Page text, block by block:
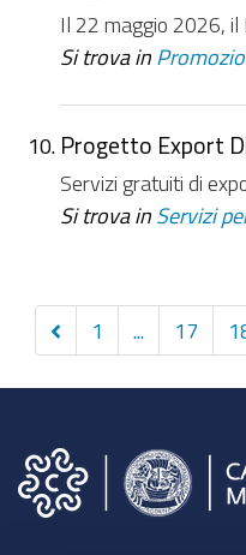
Il 22 maggio 2026, il
Si trova in
Progetto Export
Servizi gratuiti di
Si trova in Servizi
Precedenti
10
1 17